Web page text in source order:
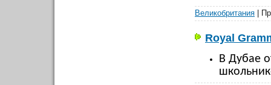
Великобритания |
Royal
В Дубае